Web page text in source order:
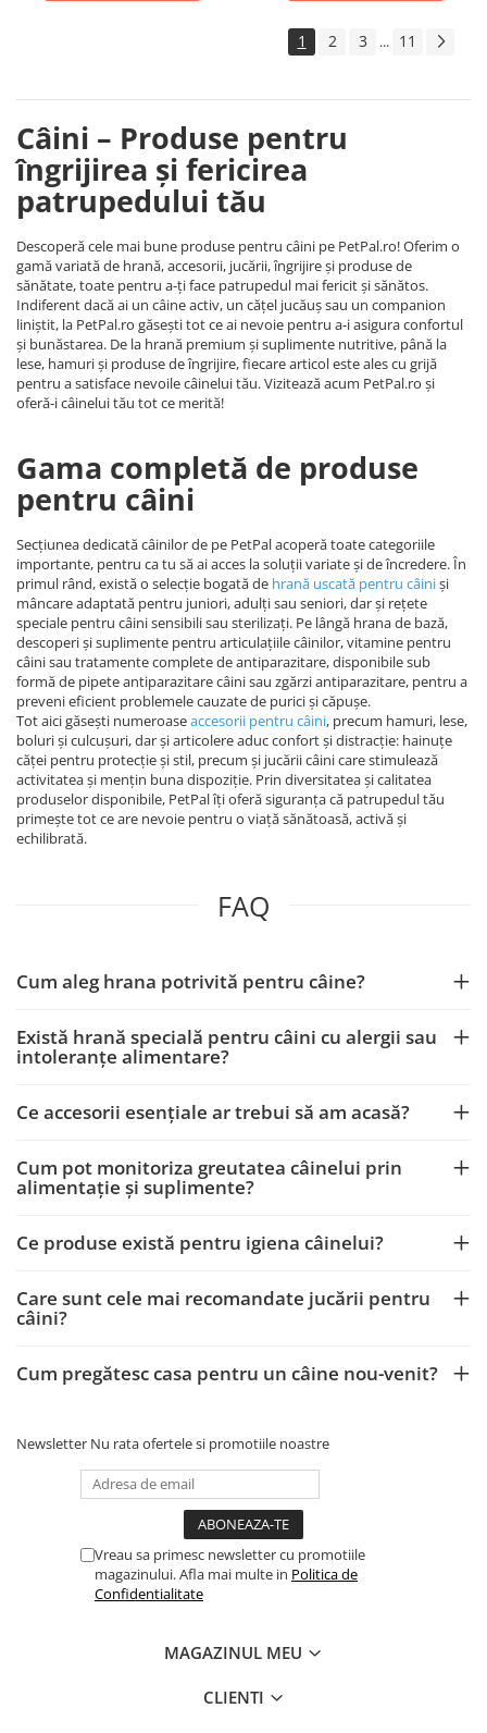
1 2 3 ... 11
Câini – Produse pentru
îngrijirea și fericirea
patrupedului tău
Descoperă cele mai bune produse pentru câini pe PetPal.ro! Oferim o
gamă variată de hrană, accesorii, jucării, îngrijire și produse de
sănătate, toate pentru a-ți face patrupedul mai fericit și sănătos.
Indiferent dacă ai un câine activ, un cățel jucăuș sau un companion
liniștit, la PetPal.ro găsești tot ce ai nevoie pentru a-i asigura confortul
și bunăstarea. De la hrană premium și suplimente nutritive, până la
lese, hamuri și produse de îngrijire, fiecare articol este ales cu grijă
pentru a satisface nevoile câinelui tău. Vizitează acum PetPal.ro și
oferă-i câinelui tău tot ce merită!
Gama completă de produse
pentru câini
Secțiunea dedicată câinilor de pe PetPal acoperă toate categoriile
importante, pentru ca tu să ai acces la soluții variate și de încredere. În
primul rând, există o selecție bogată de hrană uscată pentru câiniși
mâncare adaptată pentru juniori, adulți sau seniori, dar și rețete
speciale pentru câini sensibili sau sterilizați. Pe lângă hrana de bază,
descoperi și suplimente pentru articulațiile câinilor, vitamine pentru
câini sau tratamente complete de antiparazitare, disponibile sub
formă de pipete antiparazitare câini sau zgărzi antiparazitare, pentru a
preveni eficient problemele cauzate de purici și căpușe.
Tot aici găsești numeroaseaccesorii pentru câini, precum hamuri, lese,
boluri și culcușuri, dar și articolere aduc confort și distracție: hainuțe
căței pentru protecție și stil, precum și jucării câini care stimulează
activitatea și mențin buna dispoziție. Prin diversitatea și calitatea
produselor disponibile, PetPal îți oferă siguranța că patrupedul tău
primește tot ce are nevoie pentru o viață sănătoasă, activă și
echilibrată.
FAQ
Cum aleg hrana potrivită pentru câine?
Există hrană specială pentru câini cu alergii sau
intoleranțe alimentare?
Ce accesorii esențiale ar trebui să am acasă?
Cum pot monitoriza greutatea câinelui prin
alimentație și suplimente?
Ce produse există pentru igiena câinelui?
Care sunt cele mai recomandate jucării pentru
câini?
Cum pregătesc casa pentru un câine nou-venit?
Newsletter Nu rata ofertele si promotiile noastre
Vreau sa primesc newsletter cu promotiile
magazinului. Afla mai multe in Politica de
Confidentialitate
MAGAZINUL MEU
CLIENTI